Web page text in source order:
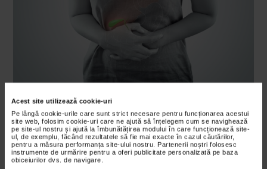
Acest site utilizează cookie-uri
Pe lângă cookie-urile care sunt strict necesare pentru funcționarea acestui
site web, folosim cookie-uri care ne ajută să înțelegem cum se navighează
pe site-ul nostru și ajută la îmbunătățirea modului în care funcționează site-
ul, de exemplu, făcând rezultatele să fie mai exacte în cazul căutărilor,
pentru a măsura performanța site-ului nostru. Partenerii noștri folosesc
instrumente de urmărire pentru a oferi publicitate personalizată pe baza
obiceiurilor dvs. de navigare.
Cum sa ramaneti hidratati in sezonul rece
Iata cateva sfaturi care sa va ajute sa evitati
deshidratarea pe timp de iarna:
Beti apa inainte sa vi se faca sete